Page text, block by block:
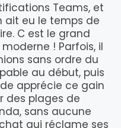
Teams, et
ait eu le temps de
C est le grand
! Parfois, il
sans ordre du
au début, puis
apprécie ce gain
des plages de
sans aucune
qui réclame ses